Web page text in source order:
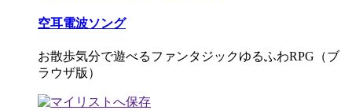
空耳電波ソング
お散歩気分で遊べるファンタジックゆるふわRPG（ブ
ラウザ版）